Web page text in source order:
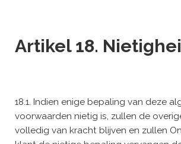
Artikel 18.
18.1. Indien enige bepaling van deze
voorwaarden nietig is, zullen de
volledig van kracht blijven en zullen